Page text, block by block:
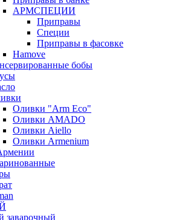
АРМСПЕЦИИ
Приправы
Специи
Приправы в фасовке
Hamove
бобы
Оливки "Arm Eco"
Оливки AMADO
Оливки Aiello
Оливки Armenium
заварочный